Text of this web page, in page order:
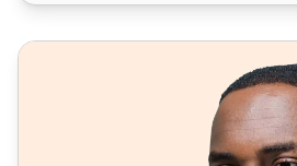
Phần mềm điện thoại giàu tính năng